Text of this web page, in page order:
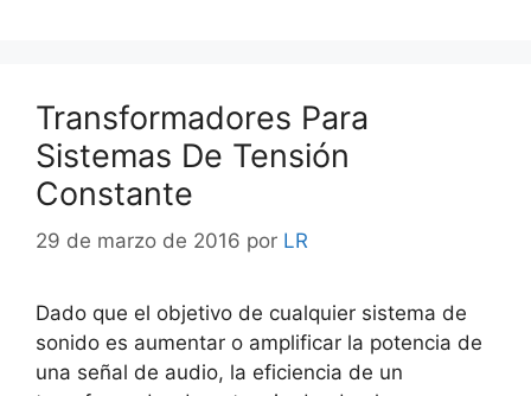
Transformadores Para
Sistemas De Tensión
Constante
29 de marzo de 2016 por LR
Dado que el objetivo de cualquier sistema de
sonido es aumentar o amplificar la potencia de
una señal de audio, la eficiencia de un